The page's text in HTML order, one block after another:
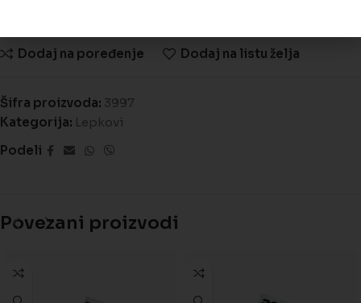
Dodaj na poređenje Dodaj na listu želja
Šifra proizvoda: 3997
Kategorija: Lepkovi
Podeli
Povezani proizvodi